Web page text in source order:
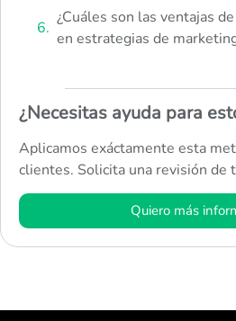
¿Cuáles son las ventajas
en estrategias de
¿Necesitas ayuda para
Aplicamos exáctamente esta
clientes. Solicita una revisión de
Quiero más